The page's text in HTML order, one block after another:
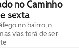
no Caminho
sexta
no bairro, o
vias terá de ser